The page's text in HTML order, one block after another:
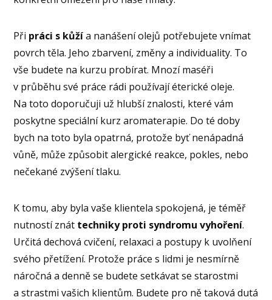
Při práci s kůžía nanášení olejů potřebujete vnímat
povrch těla. Jeho zbarvení, změny a individuality. To
vše budete na kurzu probírat. Mnozí maséři
v průběhu své práce rádi používají éterické oleje.
Na toto doporučuji už hlubší znalosti, které vám
poskytne speciální kurz aromaterapie. Do té doby
bych na toto byla opatrná, protože byť nenápadná
vůně, může způsobit alergické reakce, pokles, nebo
nečekané zvýšení tlaku.
K tomu, aby byla vaše klientela spokojená, je téměř
nutností znát techniky proti syndromu vyhoření.
Určitá dechová cvičení, relaxaci a postupy k uvolňení
svého přetížení. Protože práce s lidmi je nesmírně
náročná a denně se budete setkávat se starostmi
a strastmi vašich klientům. Budete pro ně taková dutá